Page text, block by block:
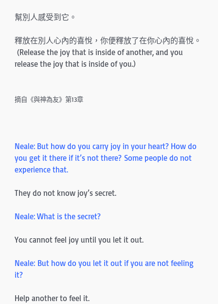
幫別人感受到它。
釋放在別人心內的喜悅，你便釋放了在你心內的喜悅。
(Release the joy that is inside of another, and you
release the joy that is inside of you.)
摘自《與神為友》第13章
Neale: But how do you carry joy in your heart? How do
you get it there if it’s not there? Some people do not
experience that.
They do not know joy’s secret.
Neale: What is the secret?
You cannot feel joy until you let it out.
Neale: But how do you let it out if you are not feeling
it?
Help another to feel it.